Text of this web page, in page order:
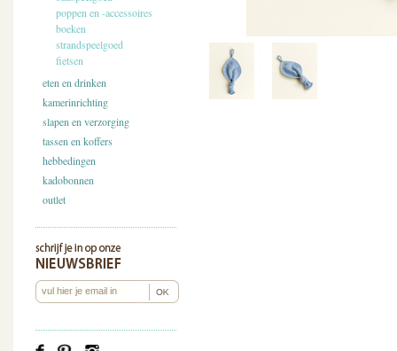
poppen en -accessoires
boeken
strandspeelgoed
fietsen
eten en drinken
kamerinrichting
slapen en verzorging
tassen en koffers
hebbedingen
kadobonnen
outlet